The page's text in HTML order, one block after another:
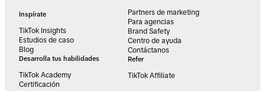
Inspírate
TikTok Insights
Estudios de caso
Blog
Desarrolla tus habilidades
TikTok Academy
Certificación
Partners de marketing
Para agencias
Brand Safety
Centro de ayuda
Contáctanos
Refer
TikTok Affiliate